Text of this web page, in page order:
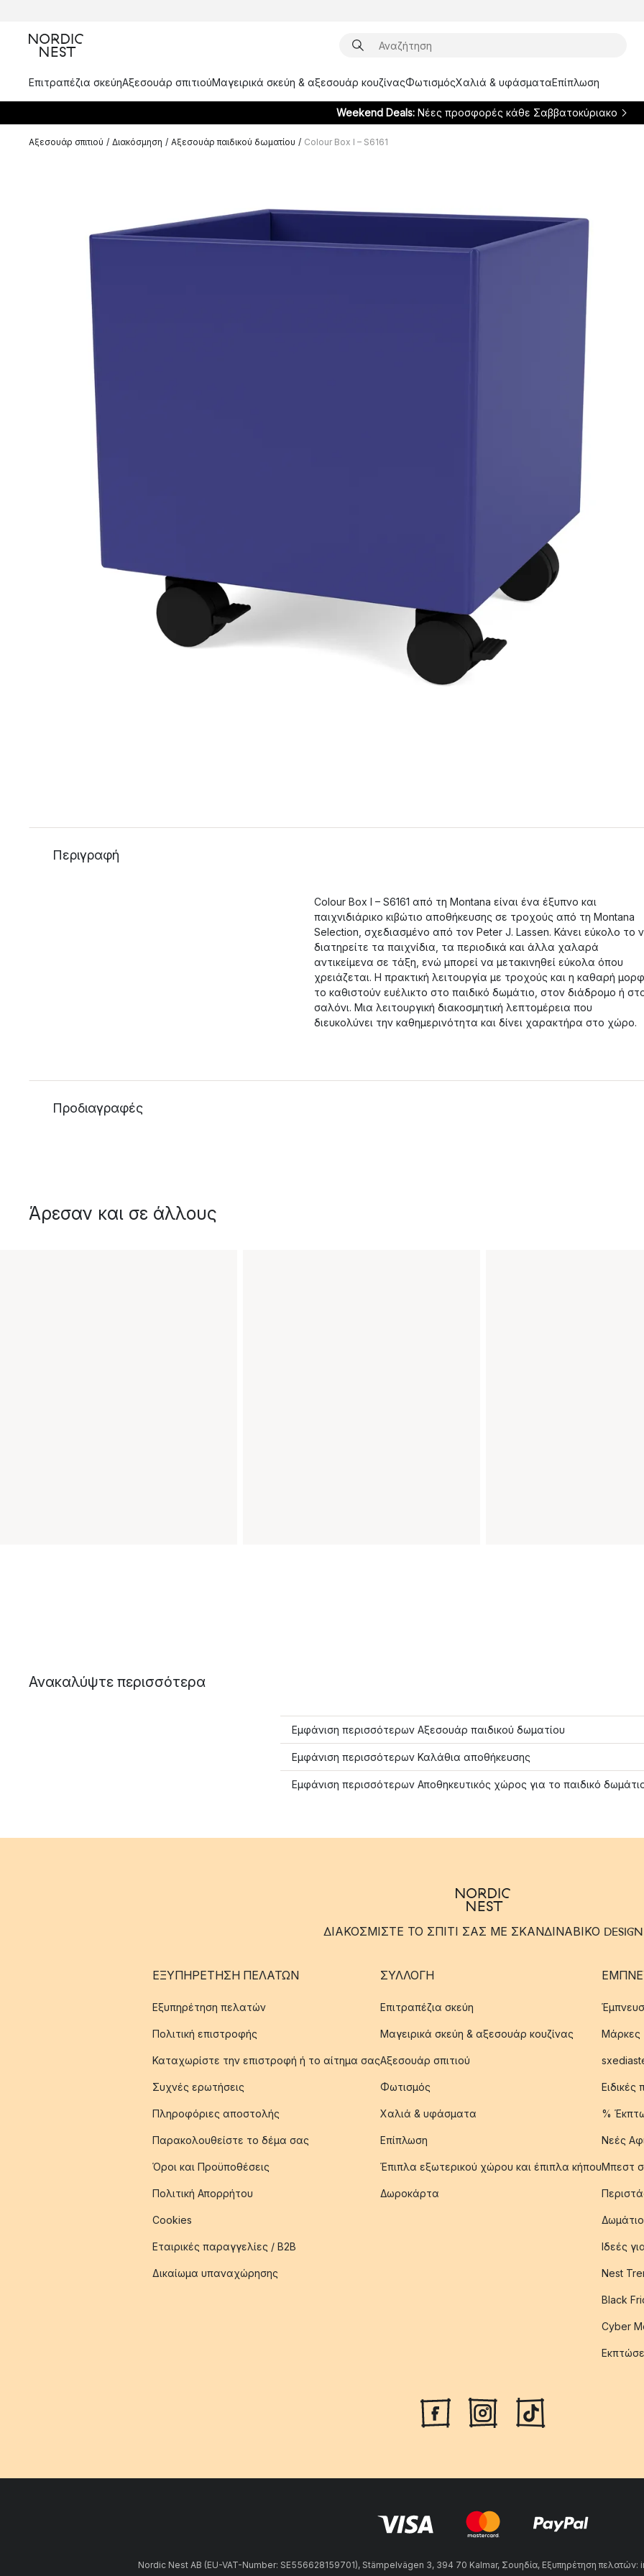
Επιτραπέζια σκεύηΑξεσουάρ σπιτιούΜαγειρικά σκεύη & αξεσουάρ κουζίναςΦωτισμόςΧαλιά & υφάσματαΕπίπλωση
Weekend Deals: Νέες προσφορές κάθε Σαββατοκύριακο
Αξεσουάρ σπιτιού / Διακόσμηση / Αξεσουάρ παιδικού δωματίου / Colour Box I – S6161
Περιγραφή
Colour Box I – S6161 από τη Montana είναι ένα έξυπνο και
παιχνιδιάρικο κιβώτιο αποθήκευσης σε τροχούς από τη Montana
Selection, σχεδιασμένο από τον Peter J. Lassen. Κάνει εύκολο το
διατηρείτε τα παιχνίδια, τα περιοδικά και άλλα χαλαρά
αντικείμενα σε τάξη, ενώ μπορεί να μετακινηθεί εύκολα όπου
χρειάζεται. Η πρακτική λειτουργία με τροχούς και η καθαρή
το καθιστούν ευέλικτο στο παιδικό δωμάτιο, στον διάδρομο ή
σαλόνι. Μια λειτουργική διακοσμητική λεπτομέρεια που
διευκολύνει την καθημερινότητα και δίνει χαρακτήρα στο χώρο.
Προδιαγραφές
Άρεσαν και σε άλλους
Ανακαλύψτε περισσότερα
Εμφάνιση περισσότερων Αξεσουάρ παιδικού δωματίου
Εμφάνιση περισσότερων Καλάθια αποθήκευσης
Εμφάνιση περισσότερων Αποθηκευτικός χώρος για το παιδικό
ΔΙΑΚΟΣΜΙΣΤΕ ΤΟ ΣΠΙΤΙ ΣΑΣ ΜΕ ΣΚΑΝΔΙΝΑΒΙΚΟ DESIGN
ΕΞΥΠΗΡΈΤΗΣΗ ΠΕΛΑΤΏΝ
Εξυπηρέτηση πελατών
Πολιτική επιστροφής
Καταχωρίστε την επιστροφή ή το αίτημα σας
Συχνές ερωτήσεις
Πληροφόριες αποστολής
Παρακολουθείστε το δέμα σας
Όροι και Προϋποθέσεις
Πολιτική Απορρήτου
Cookies
Εταιρικές παραγγελίες / B2B
Δικαίωμα υπαναχώρησης
ΣΥΛΛΟΓΉ
Επιτραπέζια σκεύη
Μαγειρικά σκεύη & αξεσουάρ κουζίνας
Αξεσουάρ σπιτιού
Φωτισμός
Χαλιά & υφάσματα
Επίπλωση
Έπιπλα εξωτερικού χώρου και έπιπλα κήπου
Δωροκάρτα
Μάρκες
%
Νεές
Μπεστ
Δωμάτιο
Ιδεές
Nest
Black
Cyber
Nordic Nest AB (EU-VAT-Number: SE556628159701), Stämpelvägen 3, 394 70 Kalmar, Σουηδία, Εξυπηρέτηση